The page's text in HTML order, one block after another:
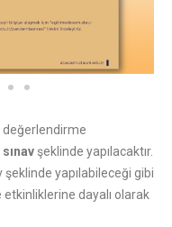
sınav şeklinde yapılacaktır.
şeklinde yapılabileceği gibi
dayalı olarak